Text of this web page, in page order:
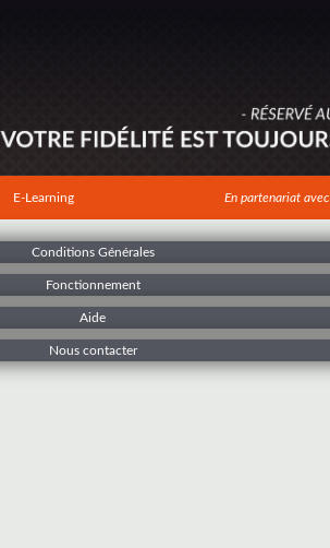
E-Learning En partenariat avec
Conditions Générales
Fonctionnement
Aide
Nous contacter